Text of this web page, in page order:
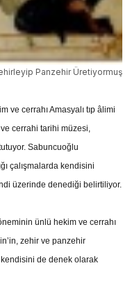
Panzehir Üretiyormuş
ve cerrahı Amasyalı tıp âlimi
cerrahi tarihi müzesi,
tutuyor. Sabuncuoğlu
çalışmalarda kendisini
üzerinde denediği belirtiliyor.
ünlü hekim ve cerrahı
zehir ve panzehir
kendisini de denek olarak